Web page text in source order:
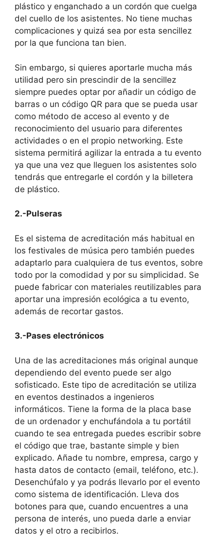
plástico y enganchado a un cordón que cuelga
del cuello de los asistentes. No tiene muchas
complicaciones y quizá sea por esta sencillez
por la que funciona tan bien.
Sin embargo, si quieres aportarle mucha más
utilidad pero sin prescindir de la sencillez
siempre puedes optar por añadir un código de
barras o un código QR para que se pueda usar
como método de acceso al evento y de
reconocimiento del usuario para diferentes
actividades o en el propio networking. Este
sistema permitirá agilizar la entrada a tu evento
ya que una vez que lleguen los asistentes solo
tendrás que entregarle el cordón y la billetera
de plástico.
2.-Pulseras
Es el sistema de acreditación más habitual en
los festivales de música pero también puedes
adaptarlo para cualquiera de tus eventos, sobre
todo por la comodidad y por su simplicidad. Se
puede fabricar con materiales reutilizables para
aportar una impresión ecológica a tu evento,
además de recortar gastos.
3.-Pases electrónicos
Una de las acreditaciones más original aunque
dependiendo del evento puede ser algo
sofisticado. Este tipo de acreditación se utiliza
en eventos destinados a ingenieros
informáticos. Tiene la forma de la placa base
de un ordenador y enchufándola a tu portátil
cuando te sea entregada puedes escribir sobre
el código que trae, bastante simple y bien
explicado. Añade tu nombre, empresa, cargo y
hasta datos de contacto (email, teléfono, etc.).
Desenchúfalo y ya podrás llevarlo por el evento
como sistema de identificación. Lleva dos
botones para que, cuando encuentres a una
persona de interés, uno pueda darle a enviar
datos y el otro a recibirlos.